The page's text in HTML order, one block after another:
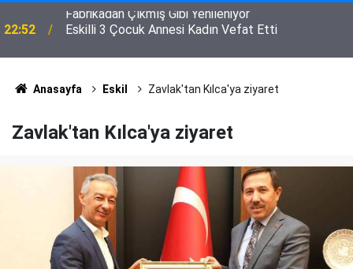
22:52 Eskilli 3 Çocuk Annesi Kadın Vefat Etti
Anasayfa Eskil Zavlak'tan Kılca'ya ziyaret
Zavlak'tan Kılca'ya ziyaret